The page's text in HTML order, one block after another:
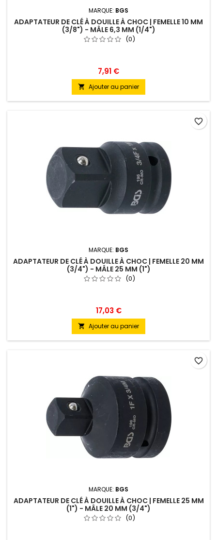
MARQUE: BGS
ADAPTATEUR DE CLÉ À DOUILLE À CHOC | FEMELLE 10 MM
(3/8") - MÂLE 6,3 MM (1/4")
(0)
7,91 €
 Ajouter au panier
MARQUE: BGS
ADAPTATEUR DE CLÉ À DOUILLE À CHOC | FEMELLE 20 MM
(3/4") - MÂLE 25 MM (1")
(0)
17,03 €
 Ajouter au panier
favorite_border
MARQUE: BGS
ADAPTATEUR DE CLÉ À DOUILLE À CHOC | FEMELLE 25 MM
(1") - MÂLE 20 MM (3/4")
(0)
favorite_border